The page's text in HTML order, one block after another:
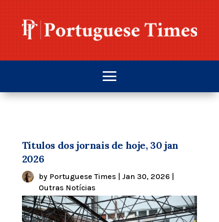
Títulos dos jornais de hoje, 30 jan
2026
by Portuguese Times| Jan 30, 2026|
Outras Notícias